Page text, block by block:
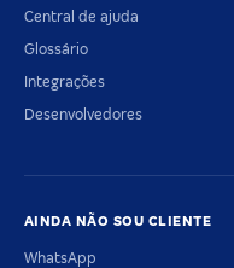
Central de ajuda
Glossário
Integrações
Desenvolvedores
AINDA NÃO SOU CLIENTE
WhatsApp